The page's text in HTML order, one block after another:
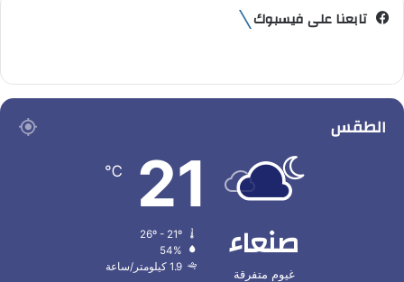
تابعنا على فيسبوك
الطقس
صنعاء
غيوم متفرقة
21
℃
54%
1.9 كيلومتر/ساعة